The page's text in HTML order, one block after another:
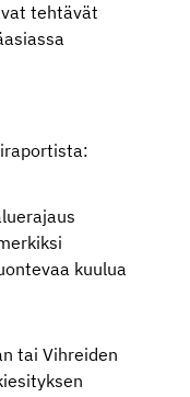
tehtävät
kuulua
tai Vihreiden